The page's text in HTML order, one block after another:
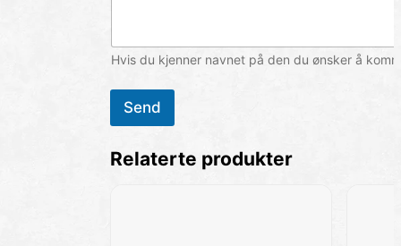
Hvis du kjenner navnet på den du ønsker å
Send
Relaterte produkter